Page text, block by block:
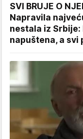
SVI BRUJE O
Napravila
nestala iz Srbije:
napuštena, a svi